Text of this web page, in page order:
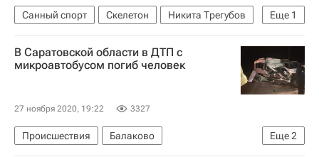
Еще 1
Санный спорт Скелетон
Никита Трегубов
Мартинс Дукурс
В Саратовской области в ДТП с
микроавтобусом погиб человек
27 ноября 2020, 19:22 3327
Еще2
Происшествия
Балаково